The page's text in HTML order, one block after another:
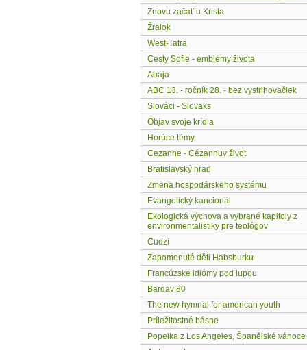
Znovu začať u Krista
Žralok
West-Tatra
Cesty Sofie - emblémy života
Abája
ABC 13. - ročník 28. - bez vystrihovačiek
Slováci - Slovaks
Objav svoje krídla
Horúce témy
Cezanne - Cézannuv život
Bratislavský hrad
Zmena hospodárskeho systému
Evangelický kancionál
Ekologická výchova a vybrané kapitoly z
environmentalistiky pre teológov
Cudzí
Zapomenuté děti Habsburku
Francúzske idiómy pod lupou
Bardav 80
The new hymnal for american youth
Príležitostné básne
Popelka z Los Angeles, Španělské vánoce